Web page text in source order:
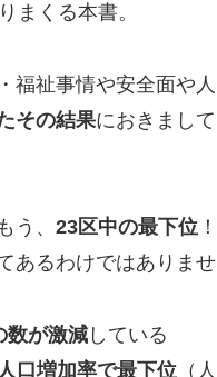
まくる本書。
福祉事情や安全面や
その結果におきまし
う、 23区中の最下位！
あるわけではありま
数が激減している
口増加率で最下位（